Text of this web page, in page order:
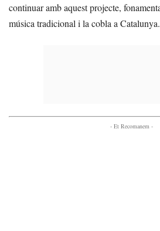
continuar amb aquest projecte,
música tradicional i la cobla a Catalunya.
- Et Recomanem -